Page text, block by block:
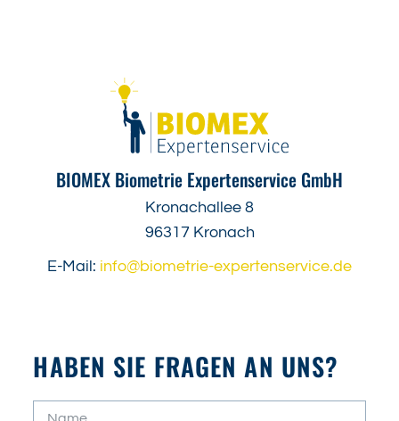
BIOMEX Biometrie Expertenservice GmbH
Kronachallee 8
96317 Kronach
E-Mail: info@biometrie-expertenservice.de
HABEN SIE FRAGEN AN UNS?